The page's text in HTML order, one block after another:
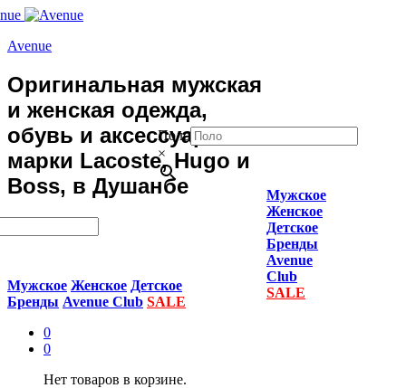
Avenue
Оригинальная мужская
и женская одежда,
обувь и аксессуары
марки Lacoste, Hugo и
Boss, в Душанбе
Мужское Женское Детское
Бренды Avenue Club SALE
0
0
Нет товаров в корзине.
Поло
×
Мужское
Женское
Детское
Бренды
Avenue
Club
SALE